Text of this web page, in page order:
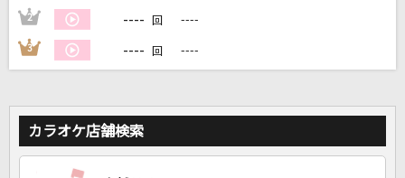
家族や友達と一緒に！練習にも！
2 ---- 回 ----
3 ---- 回 ----
カラオケ店舗検索